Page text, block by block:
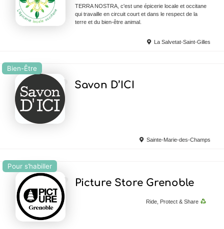
TERRA NOSTRA, c'est une épicerie locale et occitane
qui travaille en circuit court et dans le respect de la
terre et du bien-être animal.
La Salvetat-Saint-Gilles
Bien-Être
Savon D’ICI
Sainte-Marie-des-Champs
Pour s’habiller
Picture Store Grenoble
Ride, Protect & Share